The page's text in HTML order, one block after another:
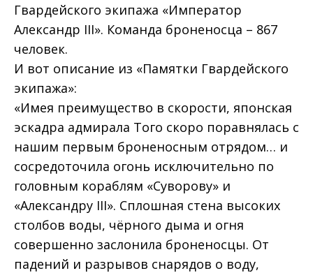
Гвардейского экипажа «Император
Александр III». Команда броненосца – 867
человек.
И вот описание из «Памятки Гвардейского
экипажа»:
«Имея преимущество в скорости, японская
эскадра адмирала Того скоро поравнялась с
нашим первым броненосным отрядом… и
сосредоточила огонь исключительно по
головным кораблям «Суворову» и
«Александру III». Сплошная стена высоких
столбов воды, чёрного дыма и огня
совершенно заслонила броненосцы. От
падений и разрывов снарядов о воду,